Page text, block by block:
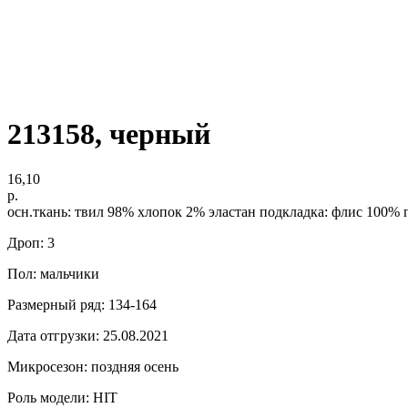
213158, черный
16,10
р.
осн.ткань: твил 98% хлопок 2% эластан подкладка: флис 100%
Дроп: 3
Пол: мальчики
Размерный ряд: 134-164
Дата отгрузки: 25.08.2021
Микросезон: поздняя осень
Роль модели: HIT